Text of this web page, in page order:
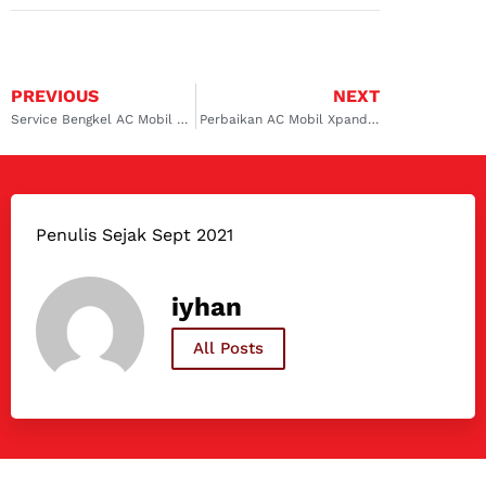
PREVIOUS
Service Bengkel AC Mobil Grand Livina Braga dari Dokter Mobil!
NEXT
Perbaikan AC Mobil Xpander Padalarang! Service Aki Profesional Dokter Mobil
Penulis Sejak Sept 2021
iyhan
All Posts